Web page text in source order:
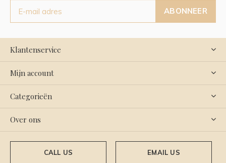
ABONNEER
Klantenservice
Mijn account
Categorieën
Over ons
CALL US EMAIL US